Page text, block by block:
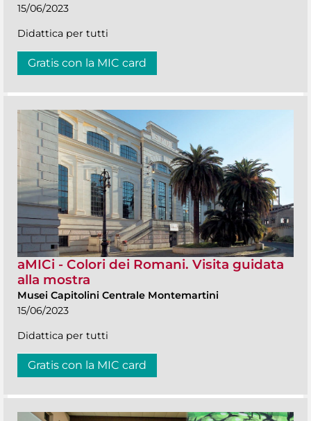
15/06/2023
Didattica per tutti
Gratis con la MIC card
aMICi - Colori dei Romani. Visita guidata
alla mostra
Musei Capitolini Centrale Montemartini
15/06/2023
Didattica per tutti
Gratis con la MIC card